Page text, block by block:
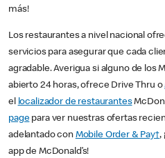
más!
Los restaurantes a nivel nacional
servicios para asegurar que cada
agradable. Averigua si alguno de los
abierto 24 horas, ofrece Drive Thru o
el localizador de restaurantes
pagepara ver nuestras ofertas
adelantado con Mobile Order & Pay†,
app de McDonald’s!